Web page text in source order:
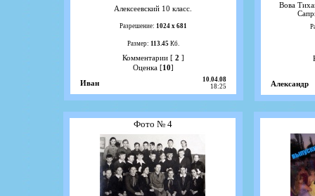
Алексеевский 10 класс.
Разрешение: 1024 х 681
Размер: 113.45Кб.
Комментарии [2 ]
Оценка [10]
Иван
10.04.08
18:25
Вова
Александр
Фото № 4